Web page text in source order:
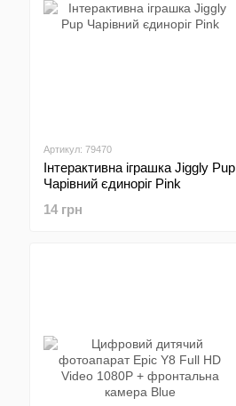
Артикул: 79470
Інтерактивна іграшка Jiggly Pup
Чарівний єдиноріг Pink
14 грн